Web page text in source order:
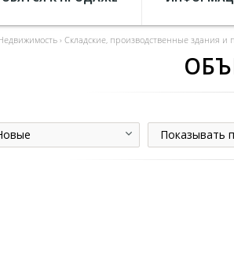
› Складские, производственные здания и
Показывать